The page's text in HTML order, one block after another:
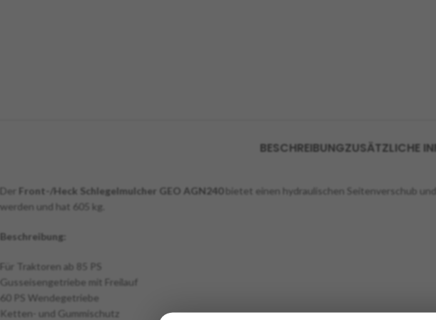
BESCHREIBUNGZUSÄTZLICHE
Der Front-/Heck Schlegelmulcher GEO AGN240bietet einen hydraulischen Seitenverschub
werden und hat 605 kg.
Beschreibung:
Für Traktoren ab 85 PS
Gusseisengetriebe mit Freilauf
60 PS Wendegetriebe
Ketten- und Gummischutz